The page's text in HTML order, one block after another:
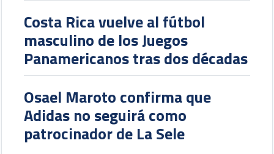
Costa Rica vuelve al fútbol
masculino de los Juegos
Panamericanos tras dos décadas
Osael Maroto confirma que
Adidas no seguirá como
patrocinador de La Sele